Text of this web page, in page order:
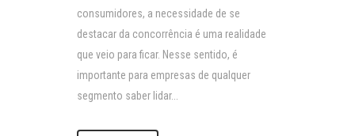
consumidores, a necessidade de se
destacar da concorrência é uma realidade
que veio para ficar. Nesse sentido, é
importante para empresas de qualquer
segmento saber lidar...